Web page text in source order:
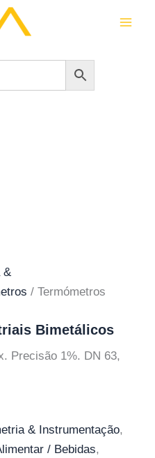
&
/ Termómetros
Bimetálicos
Precisão 1%. DN 63,
& Instrumentação,
/ Bebidas,